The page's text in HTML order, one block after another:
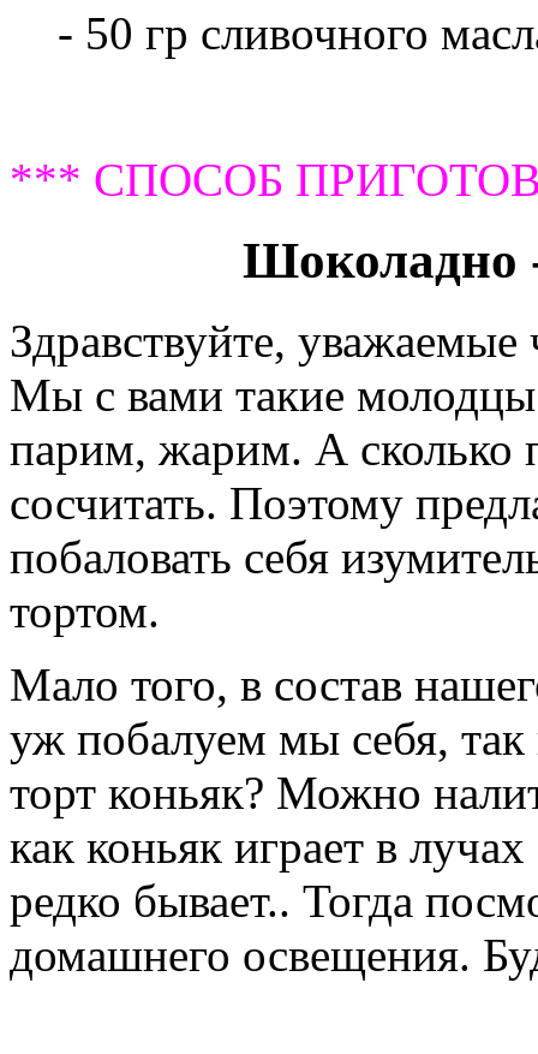
- 50 гр сливочного
*** СПОСОБ
Шоколадно
Здравствуйте, уважаемые
Мы с вами такие
парим, жарим. А сколько
сосчитать. Поэтому
побаловать себя
тортом.
Мало того, в состав
уж побалуем мы себя,
торт коньяк? Можно
как коньяк играет в
редко бывает.. Тогда
домашнего освещения.